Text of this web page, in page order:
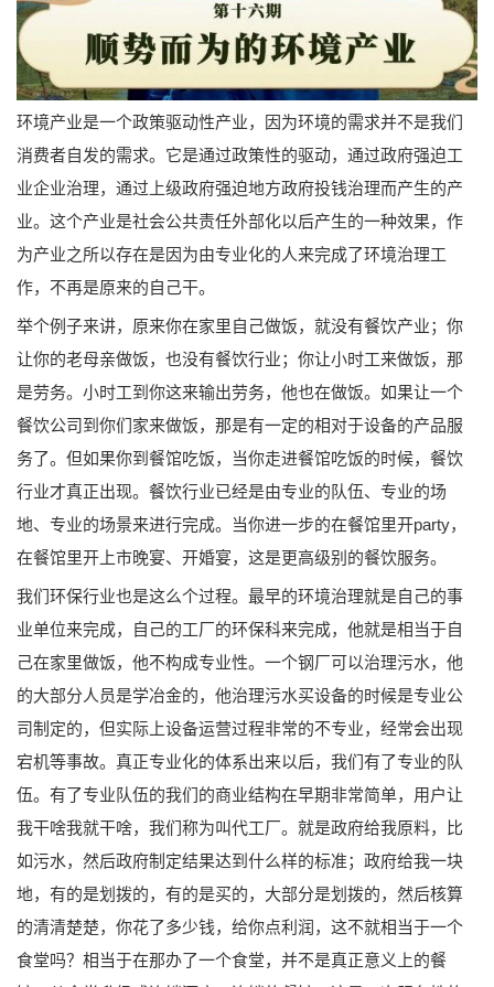
环境产业是一个政策驱动性产业，因为环境的需求并不是我们
消费者自发的需求。它是通过政策性的驱动，通过政府强迫工
业企业治理，通过上级政府强迫地方政府投钱治理而产生的产
业。这个产业是社会公共责任外部化以后产生的一种效果，作
为产业之所以存在是因为由专业化的人来完成了环境治理工
作，不再是原来的自己干。
举个例子来讲，原来你在家里自己做饭，就没有餐饮产业；你
让你的老母亲做饭，也没有餐饮行业；你让小时工来做饭，那
是劳务。小时工到你这来输出劳务，他也在做饭。如果让一个
餐饮公司到你们家来做饭，那是有一定的相对于设备的产品服
务了。但如果你到餐馆吃饭，当你走进餐馆吃饭的时候，餐饮
行业才真正出现。餐饮行业已经是由专业的队伍、专业的场
地、专业的场景来进行完成。当你进一步的在餐馆里开party，
在餐馆里开上市晚宴、开婚宴，这是更高级别的餐饮服务。
我们环保行业也是这么个过程。最早的环境治理就是自己的事
业单位来完成，自己的工厂的环保科来完成，他就是相当于自
己在家里做饭，他不构成专业性。一个钢厂可以治理污水，他
的大部分人员是学冶金的，他治理污水买设备的时候是专业公
司制定的，但实际上设备运营过程非常的不专业，经常会出现
宕机等事故。真正专业化的体系出来以后，我们有了专业的队
伍。有了专业队伍的我们的商业结构在早期非常简单，用户让
我干啥我就干啥，我们称为叫代工厂。就是政府给我原料，比
如污水，然后政府制定结果达到什么样的标准；政府给我一块
地，有的是划拨的，有的是买的，大部分是划拨的，然后核算
的清清楚楚，你花了多少钱，给你点利润，这不就相当于一个
食堂吗？相当于在那办了一个食堂，并不是真正意义上的餐